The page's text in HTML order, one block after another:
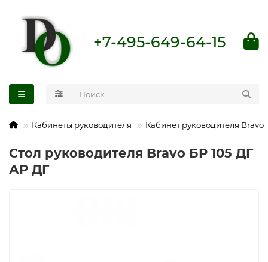
+7-495-649-64-15
Кабинеты руководителя Кабинет руководителя Bravo
Стол руководителя Bravo БР 105 ДГ
АР ДГ